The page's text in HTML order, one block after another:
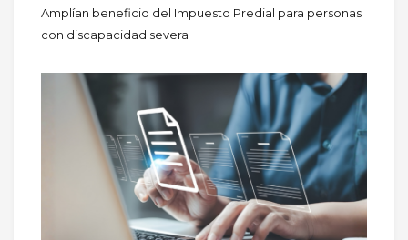
Amplían beneficio del Impuesto Predial para personas
con discapacidad severa